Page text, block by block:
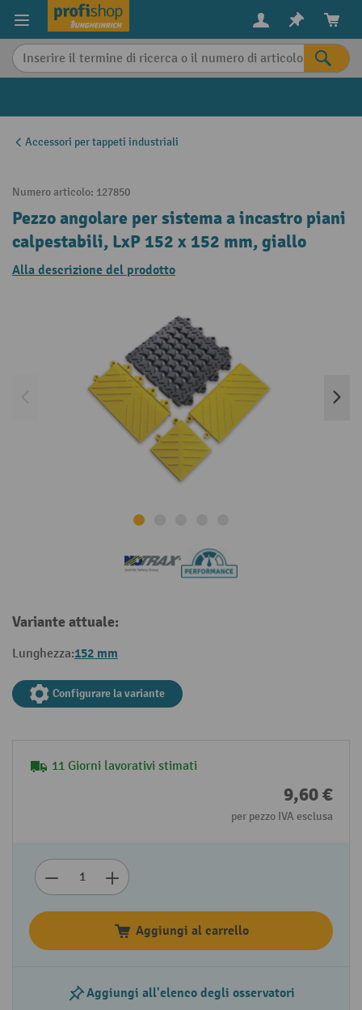
content
Accessori per tappeti industriali
Numero articolo: 127850
Pezzo angolare per sistema a incastro piani
calpestabili, LxP 152 x 152 mm, giallo
Alla descrizione del prodotto
Variante attuale:
Lunghezza:152 mm
Configurare la variante
11 Giorni lavorativi stimati
9,60 €
per pezzo IVA esclusa
Aggiungi al carrello
Aggiungi all'elenco degli osservatori